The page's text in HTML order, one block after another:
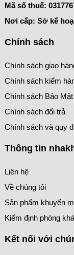
Mã số thuế:
Nơi cấp: Sở kế
Chính sách
Chính sách giao
Chính sách kiểm
Chính sách Bảo
Chính sách đổi trả
Chính sách và quy
Thông tin
Liên hệ
Về chúng tôi
Sản phẩm khuyến
Kiểm định phòng
Kết nối với